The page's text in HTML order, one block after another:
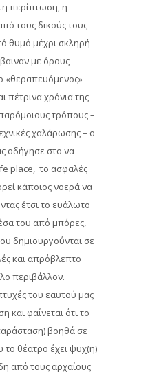
περίπτωση, η
τους δικούς τους
θυμό μέχρι σκληρή
με όρους
«θεραπευόμενος»
πέτρινα χρόνια της
τρόπους –
χαλάρωσης – ο
οδήγησε στο να
place, το ασφαλές
κάποιος νοερά να
έτσι το ευάλωτο
του από μπόρες,
δημιουργούνται σε
και απρόβλεπτο
περιβάλλον.
του εαυτού μας
και φαίνεται ότι το
βοηθά σε
το θέατρο έχει ψυχ(η)
από τους αρχαίους